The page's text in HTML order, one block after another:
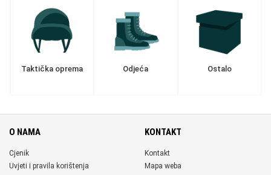
Taktička oprema Odjeća Ostalo
O NAMA
Cjenik
Uvjeti i pravila korištenja
KONTAKT
Kontakt
Mapa weba